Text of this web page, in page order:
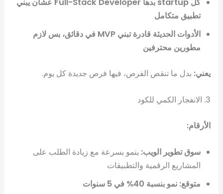
كل startup بدها Full-Stack Developer عشان يبني
تطبيق متكامل
الأدوات الحديثة قادرة تبني MVP في دقائق، بس لازم
مطورين محترفين
يعني: بدل ما تنقص الفرص، فيها فرص جديدة كل يوم.
3. الانفجار الكمي للكود
الأرقام:
سوق تطوير الويب: ينمو بسرعة مع زيادة الطلب على
المشاريع الرقمية والتطبيقات
متوقع: نمو بنسبة 40% في 5 سنوات